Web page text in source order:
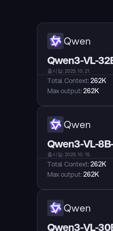
Qwen
Qwen3-VL-
출시일: 2025. 10. 21.
Total Context: 262K
Max output: 262K
Qwen
Qwen3-VL-
출시일: 2025. 10. 15.
Total Context: 262K
Max output: 262K
Qwen
Qwen3-VL-